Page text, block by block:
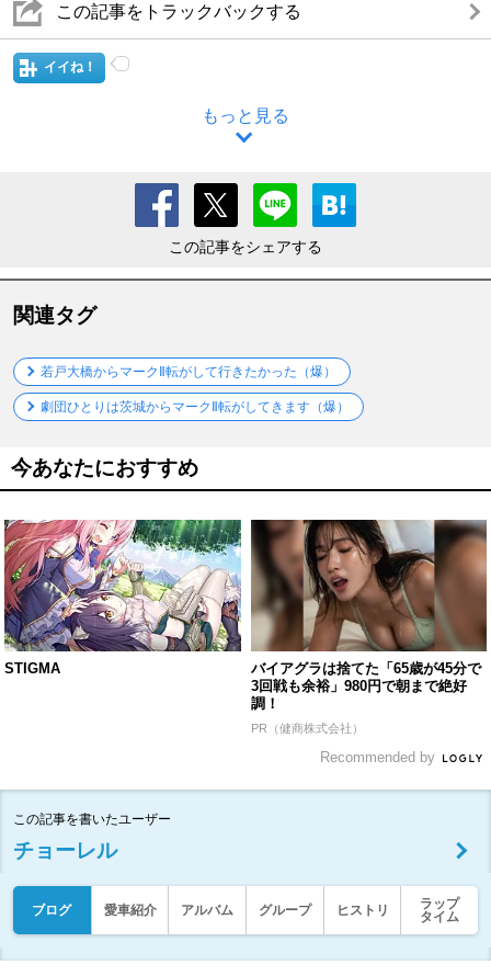
この記事をトラックバックする
イイね！
もっと見る
この記事をシェアする
関連タグ
若戸大橋からマークⅡ転がして行きたかった（爆）
劇団ひとりは茨城からマークⅡ転がしてきます（爆）
今あなたにおすすめ
STIGMA
バイアグラは捨てた「65歳が45分で
3回戦も余裕」980円で朝まで絶好
調！
PR（健商株式会社）
Recommended by
この記事を書いたユーザー
チョーレル
ブログ 愛車紹介 アルバム グループ ヒストリ
ラップ
タイム